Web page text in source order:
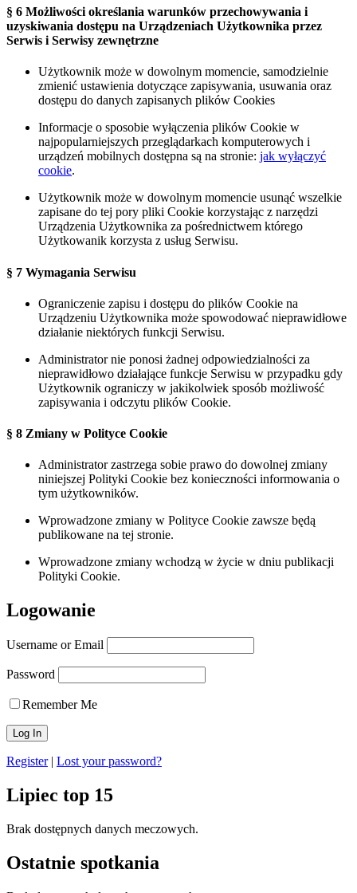
§ 6 Możliwości określania warunków przechowywania i
uzyskiwania dostępu na Urządzeniach Użytkownika przez
Serwis i Serwisy zewnętrzne
Użytkownik może w dowolnym momencie, samodzielnie
zmienić ustawienia dotyczące zapisywania, usuwania oraz
dostępu do danych zapisanych plików Cookies
Informacje o sposobie wyłączenia plików Cookie w
najpopularniejszych przeglądarkach komputerowych i
urządzeń mobilnych dostępna są na stronie: jak wyłączyć
cookie.
Użytkownik może w dowolnym momencie usunąć wszelkie
zapisane do tej pory pliki Cookie korzystając z narzędzi
Urządzenia Użytkownika za pośrednictwem którego
Użytkowanik korzysta z usług Serwisu.
§ 7 Wymagania Serwisu
Ograniczenie zapisu i dostępu do plików Cookie na
Urządzeniu Użytkownika może spowodować nieprawidłowe
działanie niektórych funkcji Serwisu.
Administrator nie ponosi żadnej odpowiedzialności za
nieprawidłowo działające funkcje Serwisu w przypadku gdy
Użytkownik ograniczy w jakikolwiek sposób możliwość
zapisywania i odczytu plików Cookie.
§ 8 Zmiany w Polityce Cookie
Administrator zastrzega sobie prawo do dowolnej zmiany
niniejszej Polityki Cookie bez konieczności informowania o
tym użytkowników.
Wprowadzone zmiany w Polityce Cookie zawsze będą
publikowane na tej stronie.
Wprowadzone zmiany wchodzą w życie w dniu publikacji
Polityki Cookie.
Logowanie
Username or Email
Password
Remember Me
Register| Lost your password?
Lipiec top 15
Brak dostępnych danych meczowych.
Ostatnie spotkania